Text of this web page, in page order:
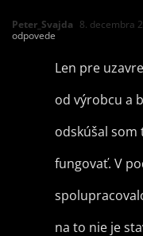
Peter_Svajda 8. decembra
odpovede
Len pre
od výrobcu a
odskúšal som
fungovať. V
na to nie je